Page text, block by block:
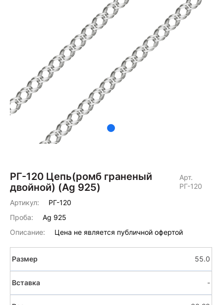
РГ-120 Цепь(ромб граненый
двойной) (Ag 925)
Арт.
РГ-120
Артикул:
РГ-120
Проба:
Ag 925
Описание:
Цена не является публичной офертой
55.0
-